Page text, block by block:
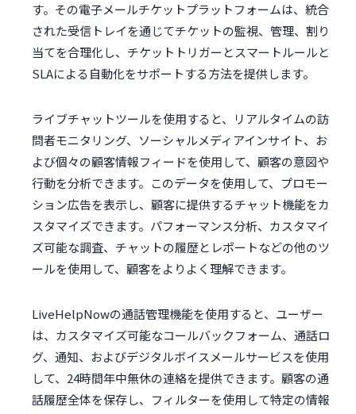
す。その電子メールチケットプラットフォームは、統合
された受信トレイを通じてチケットの監視、管理、割り
当てを合理化し、チケットトリガーとスマートルールと
SLAによる自動化をサポートする方法を提供します。
ライブチャットツールを使用すると、リアルタイムの訪
問者モニタリング、ソーシャルメディアインサイト、お
よび個々の顧客情報フィードを使用して、顧客の意図や
行動を分析できます。このデータを使用して、プロモー
ション広告を表示し、顧客に提供するチャット機能をカ
スタマイズできます。パフォーマンス分析、カスタマイ
ズ可能な調査、チャットの履歴とレポートなどの他のツ
ールを使用して、顧客をよりよく理解できます。
LiveHelpNowの通話管理機能を使用すると、ユーザー
は、カスタマイズ可能なコールバックフォーム、通話ロ
グ、通知、およびデジタルボイスメールサービスを使用
して、24時間年中無休の連絡を提供できます。顧客の通
話履歴全体を保存し、フィルターを使用して特定の情報